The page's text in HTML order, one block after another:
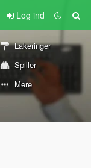
Log ind
Lakeringer
Spiller
Mere